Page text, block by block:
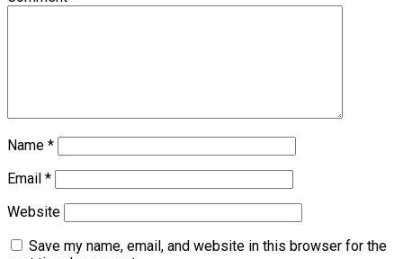
Name *
Email *
Website
Save my name, email, and website in this browser for the